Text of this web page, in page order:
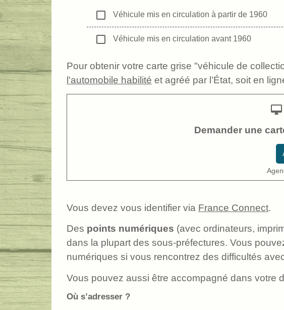
check_box_outline_blank Véhicule mis en circulation à partir de 1960
check_box_outline_blank Véhicule mis en circulation avant 1960
Pour obtenir votre carte grise "véhicule de
l'automobile habilité et agréé par l’État, soit en
desktop_mac
Demander une
Vous devez vous identifier via France Connect.
Des points numériques (avec ordinateurs,
dans la plupart des sous-préfectures. Vous
numériques si vous rencontrez des difficultés
Vous pouvez aussi être accompagné dans votre
Où s’adresser ?